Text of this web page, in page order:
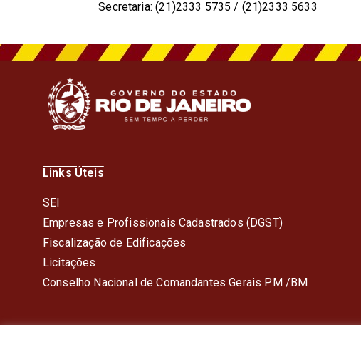
Secretaria: (21)2333 5735 / (21)2333 5633
Links Úteis
SEI
Empresas e Profissionais Cadastrados (DGST)
Fiscalização de Edificações
Licitações
Conselho Nacional de Comandantes Gerais PM /BM